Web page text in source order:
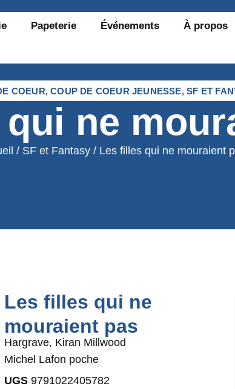
Papeterie Événements À propos
COEUR,COUP DE COEUR JEUNESSE,SF ET
ne
/ SF et Fantasy/ Les filles qui ne mouraient
Les filles qui ne
mouraient pas
Hargrave, Kiran Millwood
Michel Lafon poche
UGS 9791022405782